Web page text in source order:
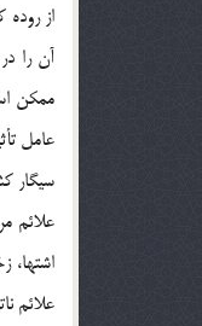
از
آن را
ممکن
عامل
سیگار
علائم
علائم